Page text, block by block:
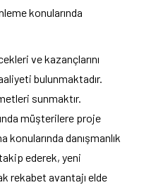
konularında
ve kazançlarını
bulunmaktadır.
sunmaktır.
müşterilere proje
danışmanlık
ederek, yeni
rekabet avantajı elde